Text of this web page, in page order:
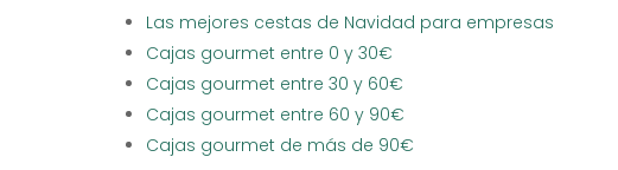
Las mejores cestas de Navidad para empresas
Cajas gourmet entre 0 y 30€
Cajas gourmet entre 30 y 60€
Cajas gourmet entre 60 y 90€
Cajas gourmet de más de 90€